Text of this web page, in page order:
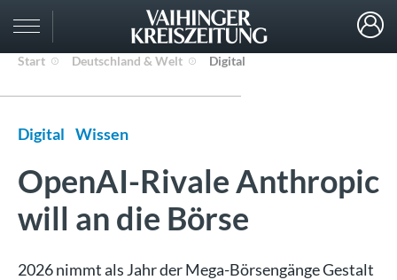
Start Deutschland & Welt Digital
Digital Wissen
OpenAI-Rivale Anthropic
will an die Börse
2026 nimmt als Jahr der Mega-Börsengänge Gestalt